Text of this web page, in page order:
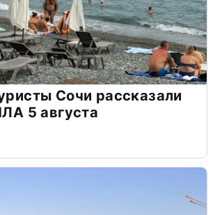
Сочи рассказали
5 августа